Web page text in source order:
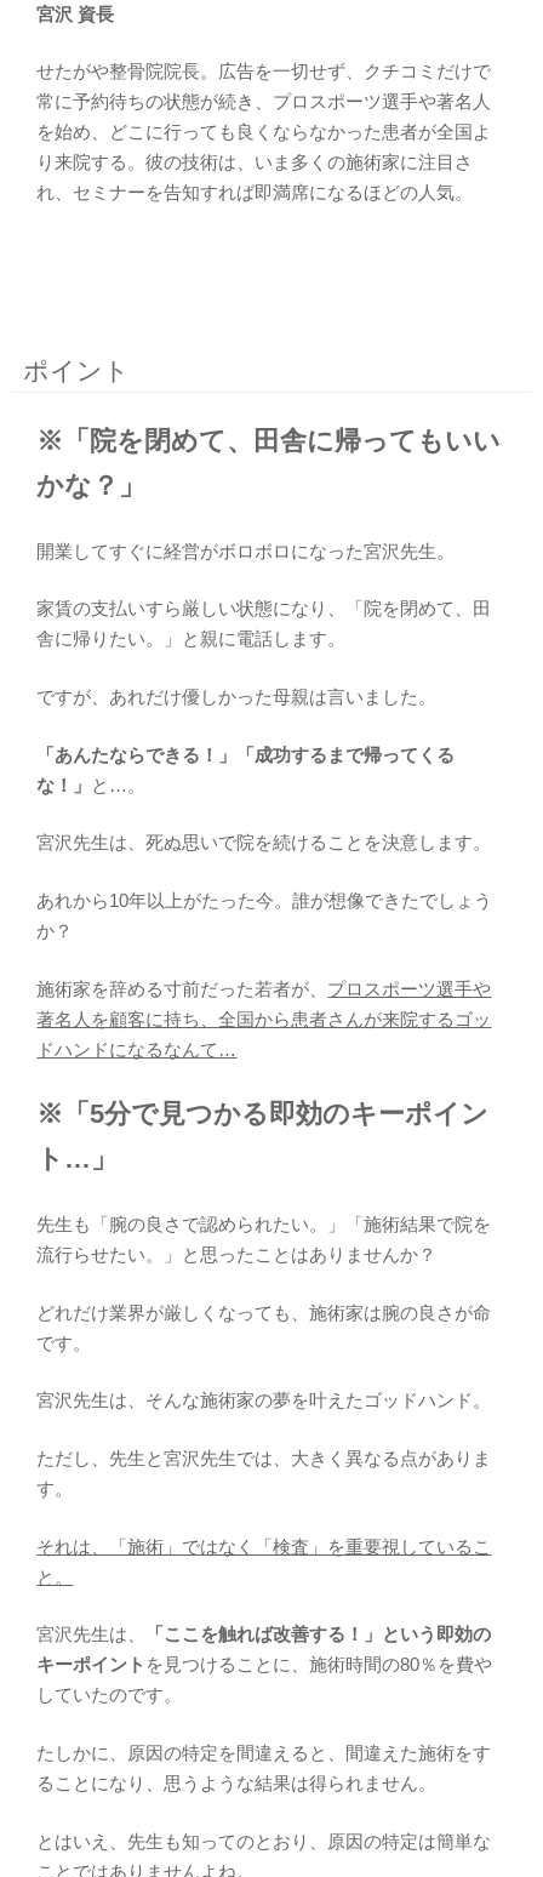
宮沢 資長
せたがや整骨院院長。広告を一切せず、クチコミだけで
常に予約待ちの状態が続き、プロスポーツ選手や著名人
を始め、どこに行っても良くならなかった患者が全国よ
り来院する。彼の技術は、いま多くの施術家に注目さ
れ、セミナーを告知すれば即満席になるほどの人気。
ポイント
※「院を閉めて、田舎に帰ってもいい
かな？」
開業してすぐに経営がボロボロになった宮沢先生。
家賃の支払いすら厳しい状態になり、「院を閉めて、田
舎に帰りたい。」と親に電話します。
ですが、あれだけ優しかった母親は言いました。
「あんたならできる！」「成功するまで帰ってくる
な！」 と…。
宮沢先生は、死ぬ思いで院を続けることを決意します。
あれから10年以上がたった今。誰が想像できたでしょう
か？
施術家を辞める寸前だった若者が、 プロスポーツ選手や
著名人を顧客に持ち、全国から患者さんが来院するゴッ
ドハンドになるなんて…
※「5分で見つかる即効のキーポイン
ト…」
先生も「腕の良さで認められたい。」「施術結果で院を
流行らせたい。」と思ったことはありませんか？
どれだけ業界が厳しくなっても、施術家は腕の良さが命
です。
宮沢先生は、そんな施術家の夢を叶えたゴッドハンド。
ただし、先生と宮沢先生では、大きく異なる点がありま
す。
それは、「施術」ではなく「検査」を重要視しているこ
と。
宮沢先生は、
「ここを触れば改善する！」という即効の
キーポイント を見つけることに、施術時間の80％を費や
していたのです。
たしかに、原因の特定を間違えると、間違えた施術をす
ることになり、思うような結果は得られません。
とはいえ、先生も知ってのとおり、原因の特定は簡単な
ことではありませんよね。